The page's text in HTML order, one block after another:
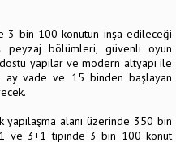
3 bin 100 konutun inşa edileceği
peyzaj bölümleri, güvenli oyun
yapılar ve modern altyapı ile
ay vade ve 15 binden başlayan
alanı üzerinde 350 bin
ve 3+1 tipinde 3 bin 100 konut